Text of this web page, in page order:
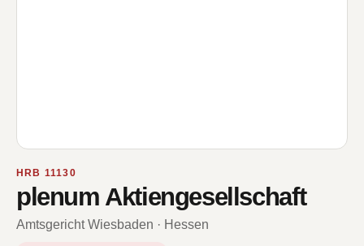
HRB 11130
plenum Aktiengesellschaft
Amtsgericht Wiesbaden · Hessen